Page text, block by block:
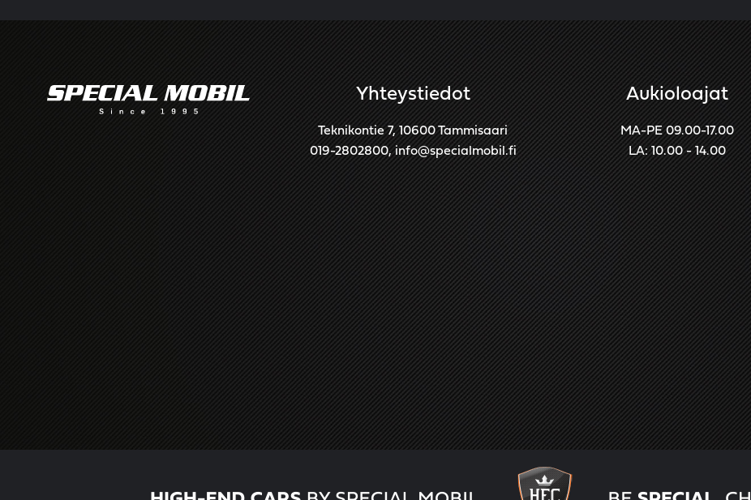
Yhteystiedot
Teknikontie 7, 10600 Tammisaari
019-2802800,info@specialmobil.fi
Aukioloajat
MA-PE 09.00-17.00
LA: 10.00 - 14.00